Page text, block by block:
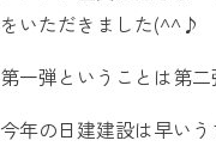
をいただきました(^^♪
第一弾ということは第
今年の日建建設は早い